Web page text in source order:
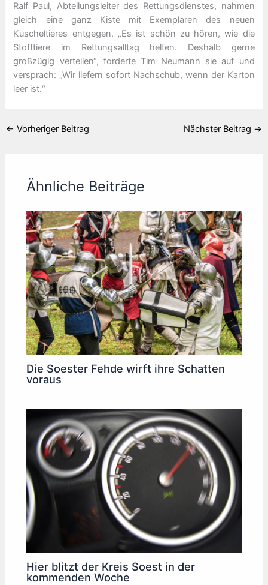
Ralf Paul, Abteilungsleiter des Rettungsdienstes, nahmen
gleich eine ganz Kiste mit Exemplaren des neuen
Kuscheltieres entgegen. „Es ist schön zu hören, wie die
Stofftiere im Rettungsalltag helfen. Deshalb gerne
großzügig verteilen“, forderte Tim Neumann sie auf und
versprach: „Wir liefern sofort Nachschub, wenn der Karton
leer ist.“
← Vorheriger Beitrag Nächster Beitrag →
Ähnliche Beiträge
Die Soester Fehde wirft ihre Schatten
voraus
Hier blitzt der Kreis Soest in der
kommenden Woche